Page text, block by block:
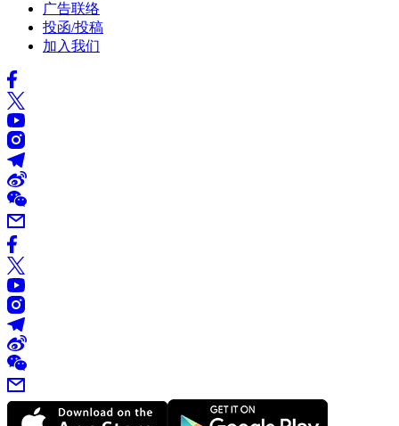
广告联络
投函/投稿
加入我们